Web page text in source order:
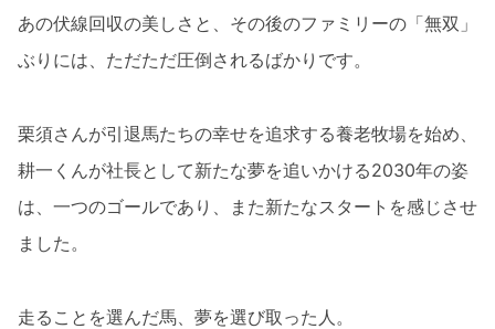
あの伏線回収の美しさと、その後のファミリーの「無双」
ぶりには、ただただ圧倒されるばかりです。
栗須さんが引退馬たちの幸せを追求する養老牧場を始め、
耕一くんが社長として新たな夢を追いかける2030年の姿
は、一つのゴールであり、また新たなスタートを感じさせ
ました。
走ることを選んだ馬、夢を選び取った人。